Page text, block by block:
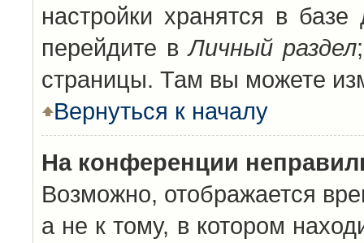
настройки хранятся в
перейдите вЛичный раздел
страницы. Там вы можете
Вернуться к началу
На конференции
Возможно, отображается
а не к тому, в котором